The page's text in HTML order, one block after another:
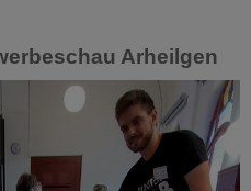
Arheilgen